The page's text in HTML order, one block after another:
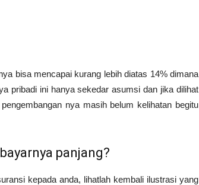
bisa mencapai kurang lebih diatas 14% dimana
pribadi ini hanya sekedar asumsi dan jika dilihat
nya masih belum kelihatan begitu
panjang?
kepada anda, lihatlah kembali ilustrasi yang